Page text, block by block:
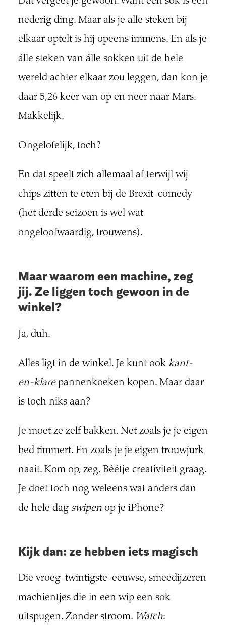
nederig ding. Maar als je alle steken bij
elkaar optelt is hij opeens immens. En als je
álle steken van álle sokken uit de hele
wereld achter elkaar zou leggen, dan kon je
daar 5,26 keer van op en neer naar Mars.
Makkelijk.
Ongelofelijk, toch?
En dat speelt zich allemaal af terwijl wij
chips zitten te eten bij de Brexit-comedy
(het derde seizoen is wel wat
ongeloofwaardig, trouwens).
Maar waarom een machine, zeg
jij. Ze liggen toch gewoon in de
winkel?
Ja, duh.
Alles ligt in de winkel. Je kunt ook kant-
en-klarepannenkoeken kopen. Maar daar
is toch niks aan?
Je moet ze zelf bakken. Net zoals je je eigen
bed timmert. En zoals je je eigen trouwjurk
naait. Kom op, zeg. Béétje creativiteit graag.
Je doet toch nog weleens wat anders dan
de hele dag swipen op je iPhone?
Kijk dan: ze hebben iets magisch
Die vroeg-twintigste-eeuwse, smeedijzeren
machientjes die in een wip een sok
uitspugen. Zonder stroom. Watch: